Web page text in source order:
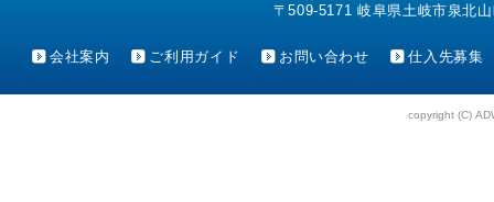
〒509-5171 岐阜県土岐市泉北
会社案内 ご利用ガイド お問い合わせ 仕入先募集
copyright (C)